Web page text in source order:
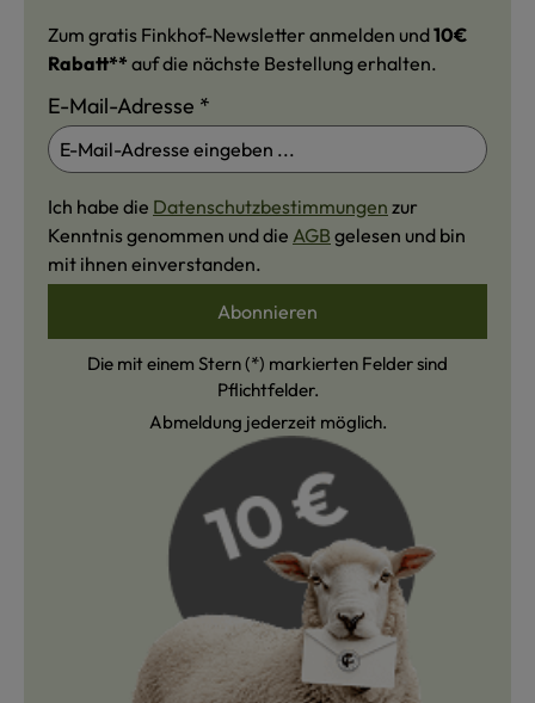
Zum gratis Finkhof-Newsletter anmelden und10€
Rabatt** auf die nächste Bestellung erhalten.
E-Mail-Adresse *
Ich habe die Datenschutzbestimmungen zur
Kenntnis genommen und die AGB gelesen und bin
mit ihnen einverstanden.
Abonnieren
Die mit einem Stern (*) markierten Felder sind
Pflichtfelder.
Abmeldung jederzeit möglich.